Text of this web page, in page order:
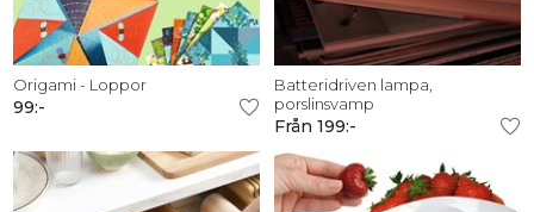
Origami - Loppor
99:-
Batteridriven lampa,
porslinsvamp
Från 199:-